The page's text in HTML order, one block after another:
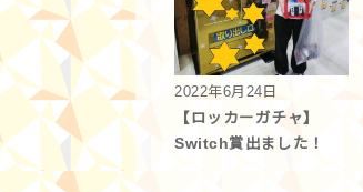
2022年6月24日
【ロッカーガチャ】
Switch賞出ました！